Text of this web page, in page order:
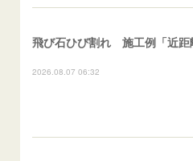
2026.08.07 06:32